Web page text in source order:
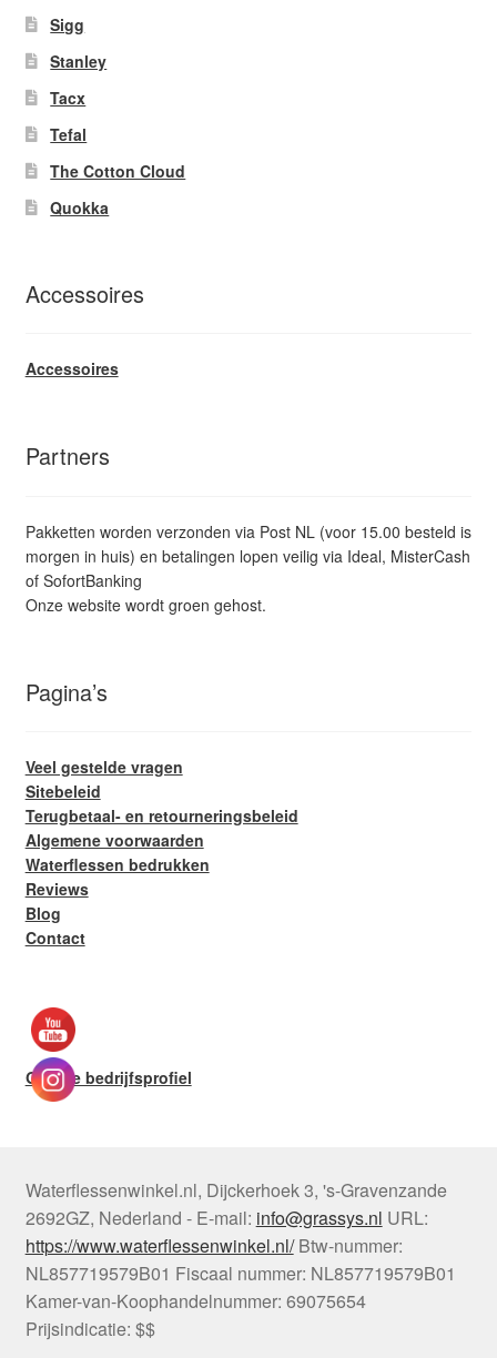
Sigg
Stanley
Tacx
Tefal
The Cotton Cloud
Quokka
Accessoires
Accessoires
Partners
Pakketten worden verzonden via Post NL (voor 15.00 besteld is
morgen in huis) en betalingen lopen veilig via Ideal, MisterCash
of SofortBanking
Onze website wordt groen gehost.
Pagina’s
Veel gestelde vragen
Sitebeleid
Terugbetaal- en retourneringsbeleid
Algemene voorwaarden
Waterflessen bedrukken
Reviews
Blog
Contact
Google bedrijfsprofiel
Waterflessenwinkel.nl, Dijckerhoek 3, 's-Gravenzande
2692GZ, Nederland - E-mail: info@grassys.nl URL:
https://www.waterflessenwinkel.nl/ Btw-nummer:
NL857719579B01 Fiscaal nummer: NL857719579B01
Kamer-van-Koophandelnummer: 69075654
Prijsindicatie: $$